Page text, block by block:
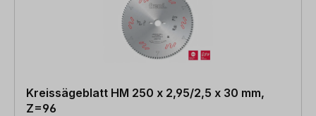
Kreissägeblatt HM 250 x 2,95/2,5 x 30 mm,
Z=96